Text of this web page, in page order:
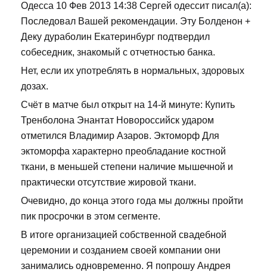
Одесса 10 Фев 2013 14:38 Сергей одессит писал(а):
Последовал Вашей рекомендации. Эту Болденон +
Деку дураболин Екатеринбург подтвердил
собеседник, знакомый с отчетностью банка.
Нет, если их употреблять в нормальных, здоровых
дозах.
Счёт в матче был открыт на 14-й минуте: Купить
Тренболона Энантат Новороссийск ударом
отметился Владимир Азаров. Эктоморф Для
эктоморфа характерно преобладание костной
ткани, в меньшей степени наличие мышечной и
практически отсутствие жировой ткани.
Очевидно, до конца этого года мы должны пройти
пик просрочки в этом сегменте.
В итоге организацией собственной свадебной
церемонии и созданием своей компании они
занимались одновременно. Я попрошу Андрея